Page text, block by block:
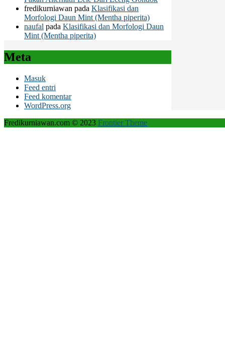
fredikurniawan pada Klasifikasi dan
Morfologi Daun Mint (Mentha piperita)
naufal pada Klasifikasi dan Morfologi Daun
Mint (Mentha piperita)
Meta
Masuk
Feed entri
Feed komentar
WordPress.org
Fredikurniawan.com © 2023 Frontier Theme